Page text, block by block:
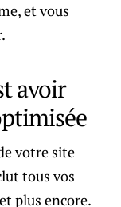
et vous
avoir
votre site
tous vos
plus encore.